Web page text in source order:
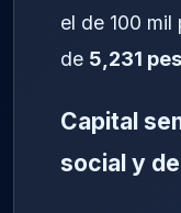
el de 100
de 5,231
Capital
social y